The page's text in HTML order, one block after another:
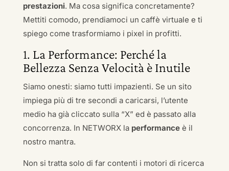
prestazioni. Ma cosa significa concretamente?
Mettiti comodo, prendiamoci un caffè virtuale e ti
spiego come trasformiamo i pixel in profitti.
1. La Performance: Perché la
Bellezza Senza Velocità è Inutile
Siamo onesti: siamo tutti impazienti. Se un sito
impiega più di tre secondi a caricarsi, l’utente
medio ha già cliccato sulla “X” ed è passato alla
concorrenza. In NETWORX la performanceè il
nostro mantra.
Non si tratta solo di far contenti i motori di ricerca